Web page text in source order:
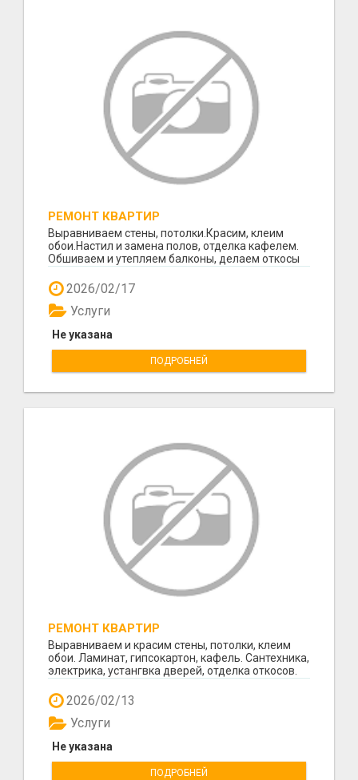
РЕМОНТ КВАРТИР
Выравниваем стены, потолки.Красим, клеим
обои.Настил и замена полов, отделка кафелем.
Обшиваем и утепляем балконы, делаем откосы
2026/02/17
Не указана
Услуги
ПОДРОБНЕЙ
РЕМОНТ КВАРТИР
Выравниваем и красим стены, потолки, клеим
обои. Ламинат, гипсокартон, кафель. Сантехника,
электрика, устангвка дверей, отделка откосов.
2026/02/13
Не указана
Услуги
ПОДРОБНЕЙ